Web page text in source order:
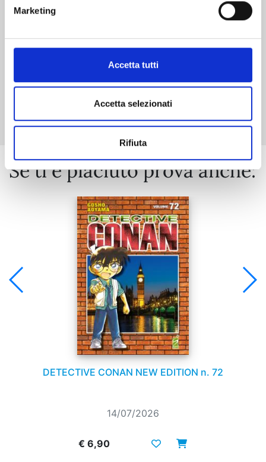
Marketing
Accetta tutti
Accetta selezionati
Rifiuta
Se ti è piaciuto prova anche:
DETECTIVE CONAN NEW EDITION n. 72
14/07/2026
€ 6,90